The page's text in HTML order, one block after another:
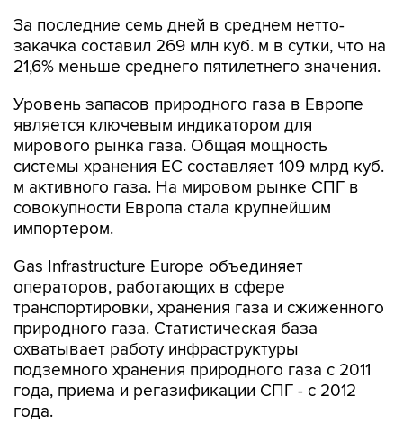
За последние семь дней в среднем нетто-
закачка составил 269 млн куб. м в сутки, что на
21,6% меньше среднего пятилетнего значения.
Уровень запасов природного газа в Европе
является ключевым индикатором для
мирового рынка газа. Общая мощность
системы хранения ЕС составляет 109 млрд куб.
м активного газа. На мировом рынке СПГ в
совокупности Европа стала крупнейшим
импортером.
Gas Infrastructure Europe объединяет
операторов, работающих в сфере
транспортировки, хранения газа и сжиженного
природного газа. Статистическая база
охватывает работу инфраструктуры
подземного хранения природного газа с 2011
года, приема и регазификации СПГ - с 2012
года.